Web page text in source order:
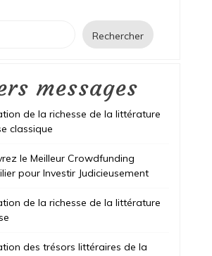
Rechercher
messages
de la richesse de la littérature
classique
le Meilleur Crowdfunding
pour Investir Judicieusement
de la richesse de la littérature
des trésors littéraires de la